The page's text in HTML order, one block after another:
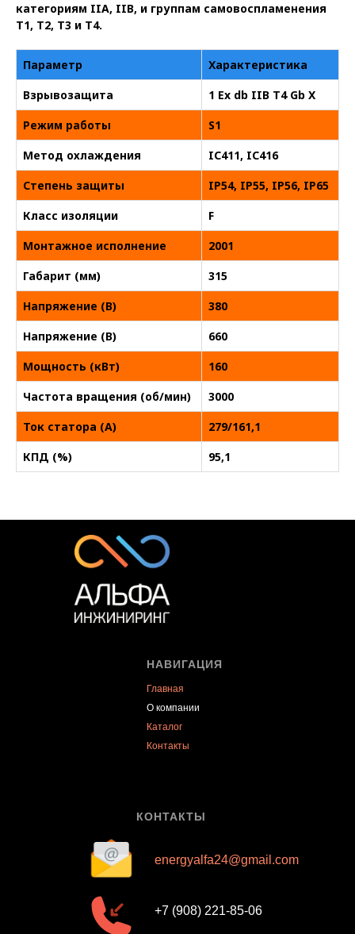
категориям IIA, IIB, и группам самовоспламенения
Т1, Т2, Т3 и Т4.
Параметр
Характеристика
Взрывозащита
1 Ex db IIB T4 Gb X
Режим работы
S1
Метод охлаждения
IC411, IC416
Степень защиты
IP54, IP55, IP56, IP65
Класс изоляции
F
Монтажное исполнение
2001
Габарит (мм)
315
Напряжение (В)
380
Напряжение (В)
660
Мощность (кВт)
160
Частота вращения (об/мин)
3000
Ток статора (А)
279/161,1
КПД (%)
95,1
НАВИГАЦИЯ
КОНТАКТЫ
Главная
О компании
Каталог
Контакты
energyalfa24@gmail.com
+7 (908) 221-85-06